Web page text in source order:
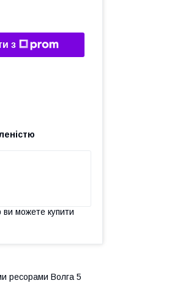
з
ви можете купити
ресорами Волга 5